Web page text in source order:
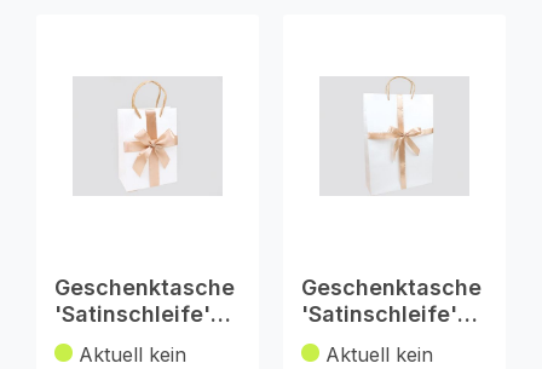
Geschenktasche
'Satinschleife'
16x11,5cm
Aktuell kein
Geschenktasche
'Satinschleife'
XL 35x25cm
Aktuell kein